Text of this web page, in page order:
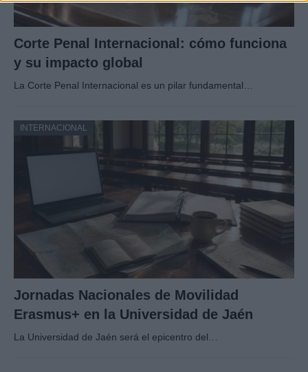
Corte Penal Internacional: cómo funciona
y su impacto global
La Corte Penal Internacional es un pilar fundamental…
INTERNACIONAL
Jornadas Nacionales de Movilidad
Erasmus+ en la Universidad de Jaén
La Universidad de Jaén será el epicentro del…